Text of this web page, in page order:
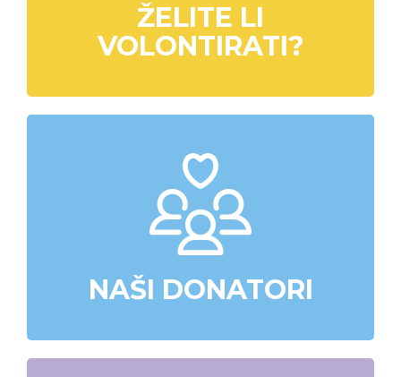
ŽELITE LI
VOLONTIRATI?
NAŠI DONATORI